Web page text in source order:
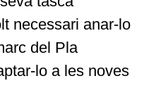
necessari anar-lo
del Pla
lo a les noves